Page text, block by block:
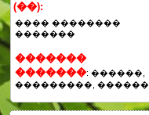
(��):
���� ��������
�������
�������
�������: ������,
���������, ������